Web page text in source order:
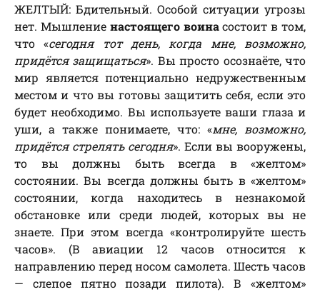
ЖЕЛТЫЙ: Бдительный. Особой ситуации угрозы
нет. Мышление настоящего воинасостоит в том,
что «сегодня тот день, когда мне, возможно,
придётся защищаться». Вы просто осознаёте, что
мир является потенциально недружественным
местом и что вы готовы защитить себя, если это
будет необходимо. Вы используете ваши глаза и
уши, а также понимаете, что: «мне, возможно,
придётся стрелять сегодня». Если вы вооружены,
то вы должны быть всегда в «желтом»
состоянии. Вы всегда должны быть в «желтом»
состоянии, когда находитесь в незнакомой
обстановке или среди людей, которых вы не
знаете. При этом всегда «контролируйте шесть
часов». (В авиации 12 часов относится к
направлению перед носом самолета. Шесть часов
— слепое пятно позади пилота). В «желтом»